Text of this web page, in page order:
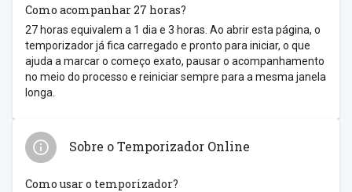
Como acompanhar 27 horas?
27 horas equivalem a 1 dia e 3 horas. Ao abrir esta página, o
temporizador já fica carregado e pronto para iniciar, o que
ajuda a marcar o começo exato, pausar o acompanhamento
no meio do processo e reiniciar sempre para a mesma janela
longa.
Sobre o Temporizador Online
Como usar o temporizador?